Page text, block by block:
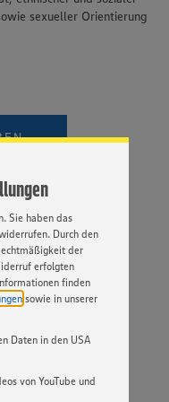
freiwillig und kann
Sie, dass auf
alle
Sie haben das
Durch den
der
erfolgten
finden
sowie in unserer
Daten in den USA
von YouTube und
sexueller Orientierung